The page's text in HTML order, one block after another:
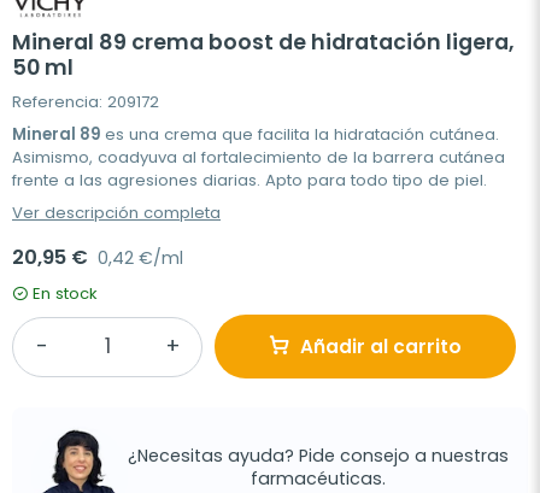
Mineral 89 crema boost de hidratación ligera,
50 ml
Referencia: 209172
Mineral 89 es una crema que facilita la hidratación cutánea.
Asimismo, coadyuva al fortalecimiento de la barrera cutánea
frente a las agresiones diarias. Apto para todo tipo de piel.
Ver descripción completa
20,95 € 0,42 €/ml
En stock
Añadir al carrito
¿Necesitas ayuda? Pide consejo a nuestras
farmacéuticas.